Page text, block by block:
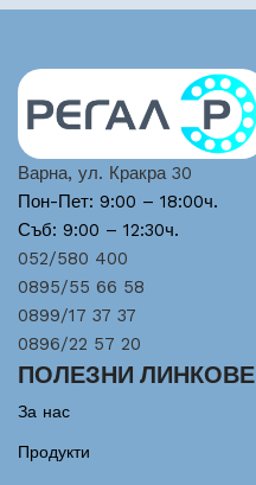
Варна, ул. Кракра 30
Пон-Пет: 9:00 – 18:00ч.
Съб: 9:00 – 12:30ч.
052/580 400
0895/55 66 58
0899/17 37 37
0896/22 57 20
ПОЛЕЗНИ ЛИНКОВЕ
За нас
Продукти